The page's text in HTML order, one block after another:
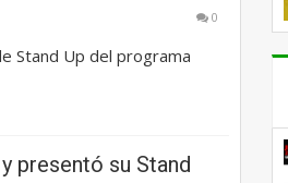
0
Stand Up del programa
presentó su Stand